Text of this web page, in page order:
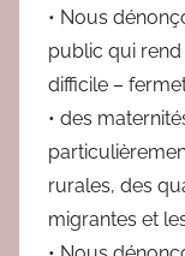
• Nous
public qui rend
difficile –
• des
rurales, des
migrantes et